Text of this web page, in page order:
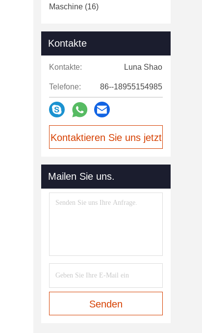
Maschine (16)
Kontakte
Kontakte: Luna Shao
Telefone: 86--18955154985
Kontaktieren Sie uns jetzt
Mailen Sie uns.
Senden